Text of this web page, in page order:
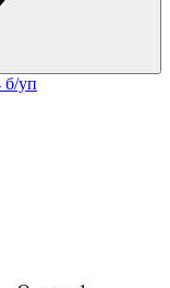
б/уп